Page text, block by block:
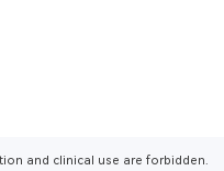
and clinical use are forbidden.